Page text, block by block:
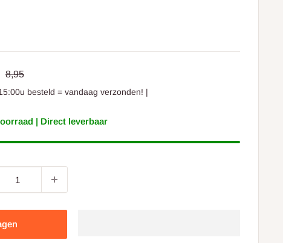
Normale
8,95
besteld = vandaag verzonden! |
| Direct leverbaar